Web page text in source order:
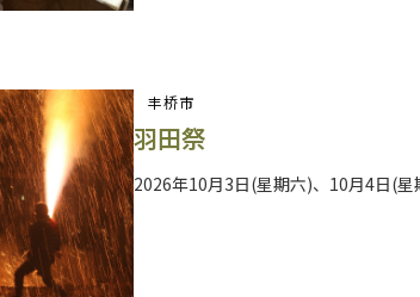
丰桥市
羽田祭
2026年10月3日(星期六)、10月4日(星